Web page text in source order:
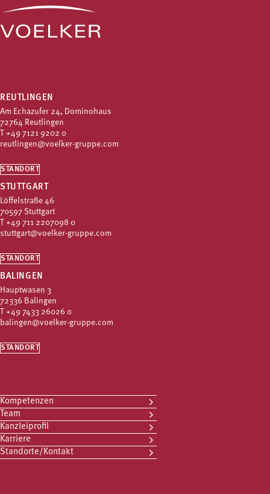
REUTLINGEN
Am Echazufer 24, Dominohaus
72764 Reutlingen
T +49 7121 9202 0
reutlingen@voelker-gruppe.com
STANDORT
STUTTGART
Löffelstraße 46
70597 Stuttgart
T +49 711 2207098 0
stuttgart@voelker-gruppe.com
STANDORT
BALINGEN
Hauptwasen 3
72336 Balingen
T +49 7433 26026 0
balingen@voelker-gruppe.com
STANDORT
Kompetenzen
Team
Kanzleiprofil
Karriere
Standorte/Kontakt